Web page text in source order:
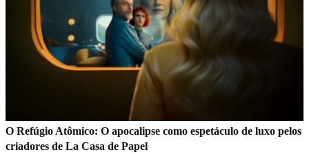
O Refúgio Atômico: O apocalipse como espetáculo de luxo pelos
criadores de La Casa de Papel